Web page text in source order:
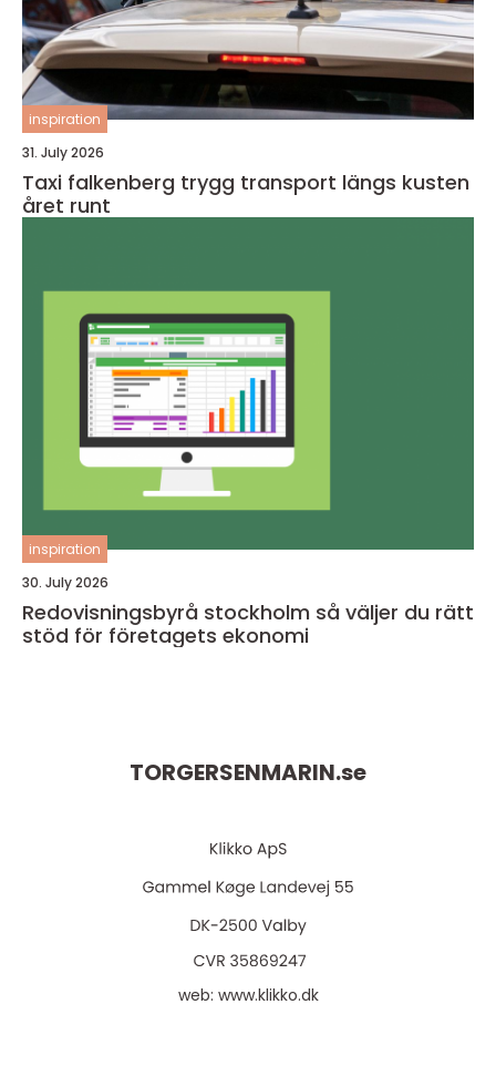
inspiration
31. July 2026
Taxi falkenberg trygg transport längs kusten
året runt
inspiration
30. July 2026
Redovisningsbyrå stockholm så väljer du rätt
stöd för företagets ekonomi
TORGERSENMARIN.se
web: www.klikko.dk